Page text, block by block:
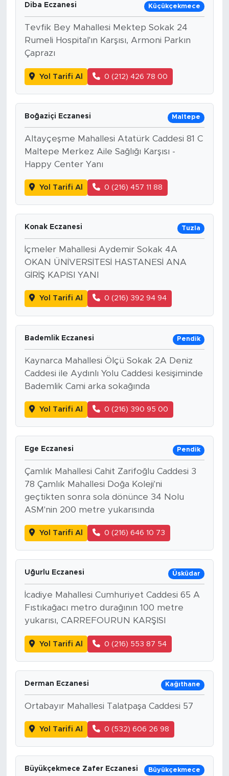
Diba Eczanesi Küçükçekmece
Tevfik Bey Mahallesi Mektep Sokak 24
Rumeli Hospital'ın Karşısı, Armoni Parkın
Çaprazı
Yol Tarifi Al 0 (212) 426 78 00
Boğaziçi Eczanesi Maltepe
Altayçeşme Mahallesi Atatürk Caddesi 81 C
Maltepe Merkez Aile Sağlığı Karşısı -
Happy Center Yanı
Yol Tarifi Al 0 (216) 457 11 88
Konak Eczanesi Tuzla
İçmeler Mahallesi Aydemir Sokak 4A
OKAN ÜNİVERSİTESİ HASTANESİ ANA
GİRİŞ KAPISI YANI
Yol Tarifi Al 0 (216) 392 94 94
Bademlik Eczanesi Pendik
Kaynarca Mahallesi Ölçü Sokak 2A Deniz
Caddesi ile Aydınlı Yolu Caddesi kesişiminde
Bademlik Cami arka sokağında
Yol Tarifi Al 0 (216) 390 95 00
Ege Eczanesi Pendik
Çamlık Mahallesi Cahit Zarifoğlu Caddesi 3
78 Çamlık Mahallesi Doğa Koleji'ni
geçtikten sonra sola dönünce 34 Nolu
ASM'nin 200 metre yukarısında
Yol Tarifi Al 0 (216) 646 10 73
Uğurlu Eczanesi Üsküdar
İcadiye Mahallesi Cumhuriyet Caddesi 65 A
Fıstıkağacı metro durağının 100 metre
yukarısı, CARREFOURUN KARŞISI
Yol Tarifi Al 0 (216) 553 87 54
Derman Eczanesi Kağıthane
Ortabayır Mahallesi Talatpaşa Caddesi 57
Yol Tarifi Al 0 (532) 606 26 98
Büyükçekmece Zafer Eczanesi Büyükçekmece